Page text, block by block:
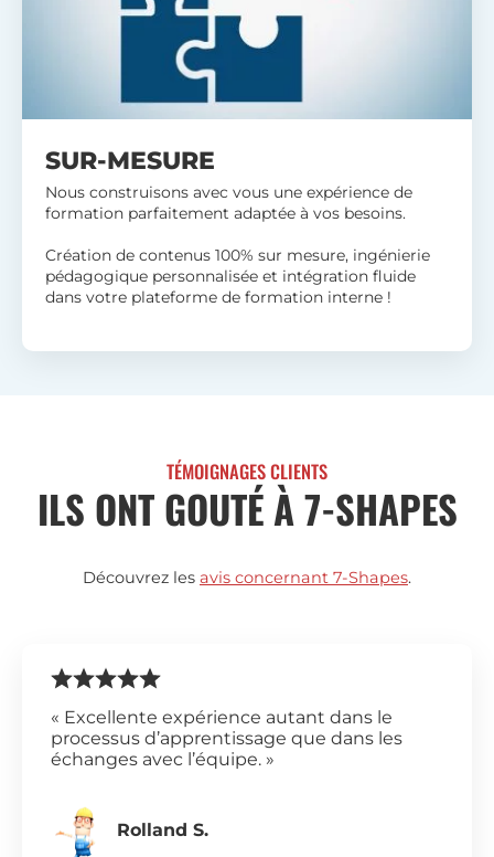
SUR-MESURE
Nous construisons avec vous une expérience de
formation parfaitement adaptée à vos besoins.
Création de contenus 100% sur mesure, ingénierie
pédagogique personnalisée et intégration fluide
dans votre plateforme de formation interne !
TÉMOIGNAGES CLIENTS
ILS ONT GOUTÉ À 7-SHAPES
Découvrez les avis concernant 7-Shapes.
« Excellente expérience autant dans le
processus d’apprentissage que dans les
échanges avec l’équipe. »
Rolland S.